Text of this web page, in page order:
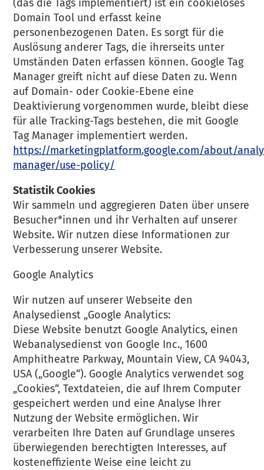
(das die Tags implementiert) ist ein cookieloses
Domain Tool und erfasst keine
personenbezogenen Daten. Es sorgt für die
Auslösung anderer Tags, die ihrerseits unter
Umständen Daten erfassen können. Google Tag
Manager greift nicht auf diese Daten zu. Wenn
auf Domain- oder Cookie-Ebene eine
Deaktivierung vorgenommen wurde, bleibt diese
für alle Tracking-Tags bestehen, die mit Google
Tag Manager implementiert werden.
https://marketingplatform.google.com/about/
manager/use-policy/
Statistik Cookies
Wir sammeln und aggregieren Daten über unsere
Besucher*innen und ihr Verhalten auf unserer
Website. Wir nutzen diese Informationen zur
Verbesserung unserer Website.
Google Analytics
Wir nutzen auf unserer Webseite den
Analysedienst „Google Analytics:
Diese Website benutzt Google Analytics, einen
Webanalysedienst von Google Inc., 1600
Amphitheatre Parkway, Mountain View, CA 94043,
USA („Google“). Google Analytics verwendet sog
„Cookies“, Textdateien, die auf Ihrem Computer
gespeichert werden und eine Analyse Ihrer
Nutzung der Website ermöglichen. Wir
verarbeiten Ihre Daten auf Grundlage unseres
überwiegenden berechtigten Interesses, auf
kosteneffiziente Weise eine leicht zu